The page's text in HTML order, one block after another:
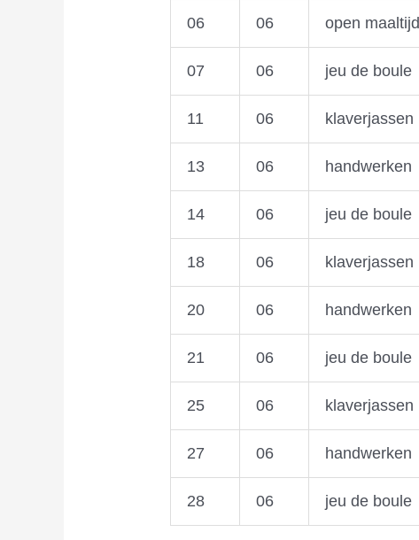
06 06 open maaltijd
07 06 jeu de boule
11 06 klaverjassen
13 06 handwerken
14 06 jeu de boule
18 06 klaverjassen
20 06 handwerken
21 06 jeu de boule
25 06 klaverjassen
27 06 handwerken
28 06 jeu de boule